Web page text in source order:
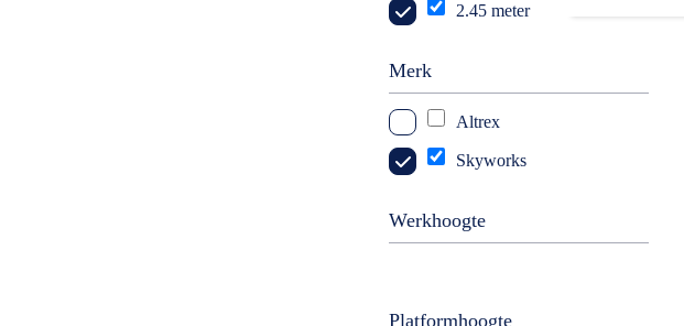
2.45 meter
Merk
Altrex
Skyworks
Werkhoogte
Platformhoogte